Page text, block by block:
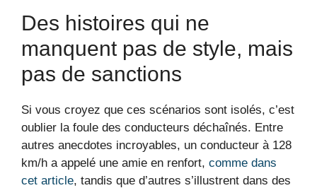
Des histoires qui ne
manquent pas de style, mais
pas de sanctions
Si vous croyez que ces scénarios sont isolés, c’est
oublier la foule des conducteurs déchaînés. Entre
autres anecdotes incroyables, un conducteur à 128
km/h a appelé une amie en renfort, comme dans
cet article, tandis que d’autres s’illustrent dans des